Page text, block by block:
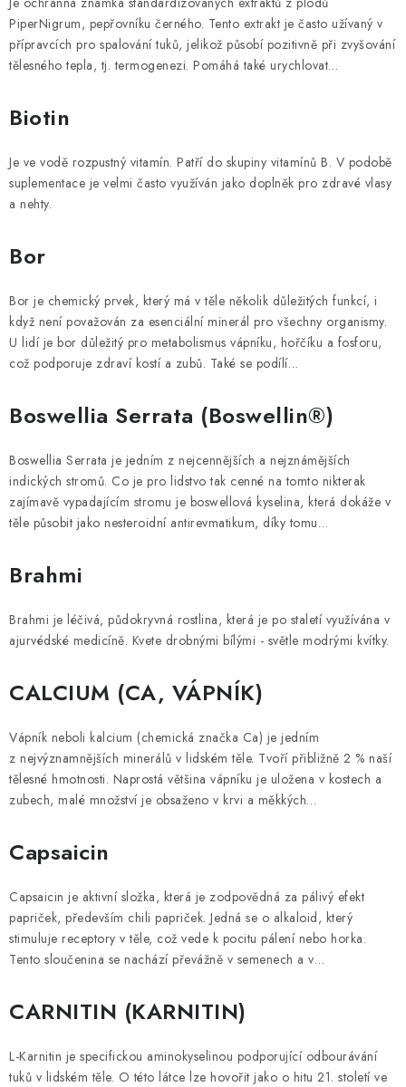
PiperNigrum, pepřovníku černého. Tento extrakt je často užívaný v
přípravcích pro spalování tuků, jelikož působí pozitivně při zvyšování
tělesného tepla, tj. termogenezi. Pomáhá také urychlovat…
Biotin
Je ve vodě rozpustný vitamín. Patří do skupiny vitamínů B. V podobě
suplementace je velmi často využíván jako doplněk pro zdravé vlasy
a nehty.
Bor
Bor je chemický prvek, který má v těle několik důležitých funkcí, i
když není považován za esenciální minerál pro všechny organismy.
U lidí je bor důležitý pro metabolismus vápníku, hořčíku a fosforu,
což podporuje zdraví kostí a zubů. Také se podílí…
Boswellia Serrata (Boswellin®)
Boswellia Serrata je jedním z nejcennějších a nejznámějších
indických stromů. Co je pro lidstvo tak cenné na tomto nikterak
zajímavě vypadajícím stromu je boswellová kyselina, která dokáže v
těle působit jako nesteroidní antirevmatikum, díky tomu…
Brahmi
Brahmi je léčivá, půdokryvná rostlina, která je po staletí využívána v
ajurvédské medicíně. Kvete drobnými bílými - světle modrými kvítky.
CALCIUM (CA, VÁPNÍK)
Vápník neboli kalcium (chemická značka Ca) je jedním
z nejvýznamnějších minerálů v lidském těle. Tvoří přibližně 2 % naší
tělesné hmotnosti. Naprostá většina vápníku je uložena v kostech a
zubech, malé množství je obsaženo v krvi a měkkých…
Capsaicin
Capsaicin je aktivní složka, která je zodpovědná za pálivý efekt
papriček, především chili papriček. Jedná se o alkaloid, který
stimuluje receptory v těle, což vede k pocitu pálení nebo horka.
Tento sloučenina se nachází převážně v semenech a v…
CARNITIN (KARNITIN)
L-Karnitin je specifickou aminokyselinou podporující odbourávání
tuků v lidském těle. O této látce lze hovořit jako o hitu 21. století ve